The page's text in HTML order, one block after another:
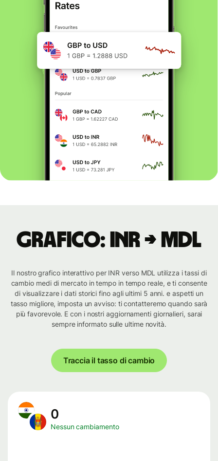
Grafico: INR → MDL
Il nostro grafico interattivo per INR verso MDL utilizza i tassi di
cambio medi di mercato in tempo in tempo reale, e ti consente
di visualizzare i dati storici fino agli ultimi 5 anni. e aspetti un
tasso migliore, imposta un avviso: ti contatteremo quando sarà
più favorevole. E con i nostri aggiornamenti giornalieri, sarai
sempre informato sulle ultime novità.
Traccia il tasso di cambio
0
Nessun cambiamento